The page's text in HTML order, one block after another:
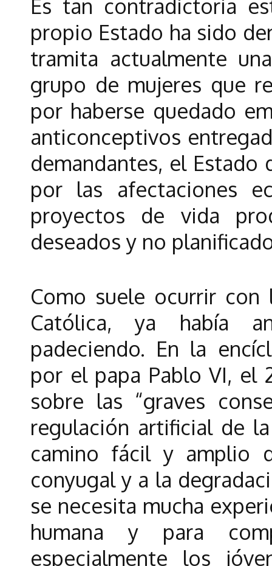
Es tan contradictoria
propio Estado ha sido
tramita actualmente
grupo de mujeres que
por haberse quedado
anticonceptivos
demandantes, el Estado
por las afectaciones
proyectos de vida
deseados y no
Como suele ocurrir
Católica, ya había
padeciendo. En la
por el papa Pablo VI, el
sobre las “graves
regulación artificial de
camino fácil y amplio
conyugal y a la
se necesita mucha
humana y para
especialmente los